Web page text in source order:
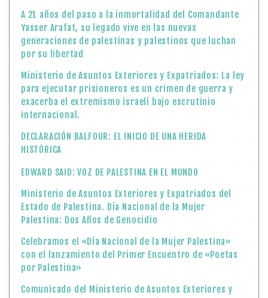
A 21 años del paso a la inmortalidad del Comandante
Yasser Arafat, su legado vive en las nuevas
generaciones de palestinas y palestinos que luchan
por su libertad
Ministerio de Asuntos Exteriores y Expatriados: La ley
para ejecutar prisioneros es un crimen de guerra y
exacerba el extremismo israelí bajo escrutinio
internacional.
DECLARACIÓN BALFOUR: EL INICIO DE UNA HERIDA
HISTÓRICA
EDWARD SAID: VOZ DE PALESTINA EN EL MUNDO
Ministerio de Asuntos Exteriores y Expatriados del
Estado de Palestina. Día Nacional de la Mujer
Palestina: Dos Años de Genocidio
Celebramos el «Día Nacional de la Mujer Palestina»
con el lanzamiento del Primer Encuentro de «Poetas
por Palestina»
Comunicado del Ministerio de Asuntos Exteriores y